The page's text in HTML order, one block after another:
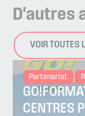
D'autres
VOIR TOUTES
Partenariat
CENTRES